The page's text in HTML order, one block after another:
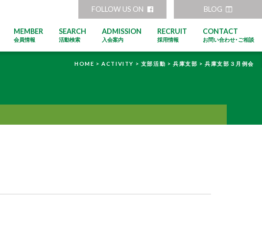
FOLLOW US ON BLOG
MEMBER
会員情報
SEARCH
活動検索
ADMISSION
入会案内
RECRUIT
採用情報
CONTACT
お問い合わせ･ご相談
HOME >ACTIVITY > 支部活動 > 兵庫支部 >兵庫支部３月例会